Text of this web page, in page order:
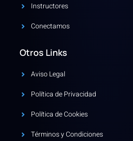
Instructores
Conectamos
Otros Links
Aviso Legal
Política de Privacidad
Política de Cookies
Términos y Condiciones